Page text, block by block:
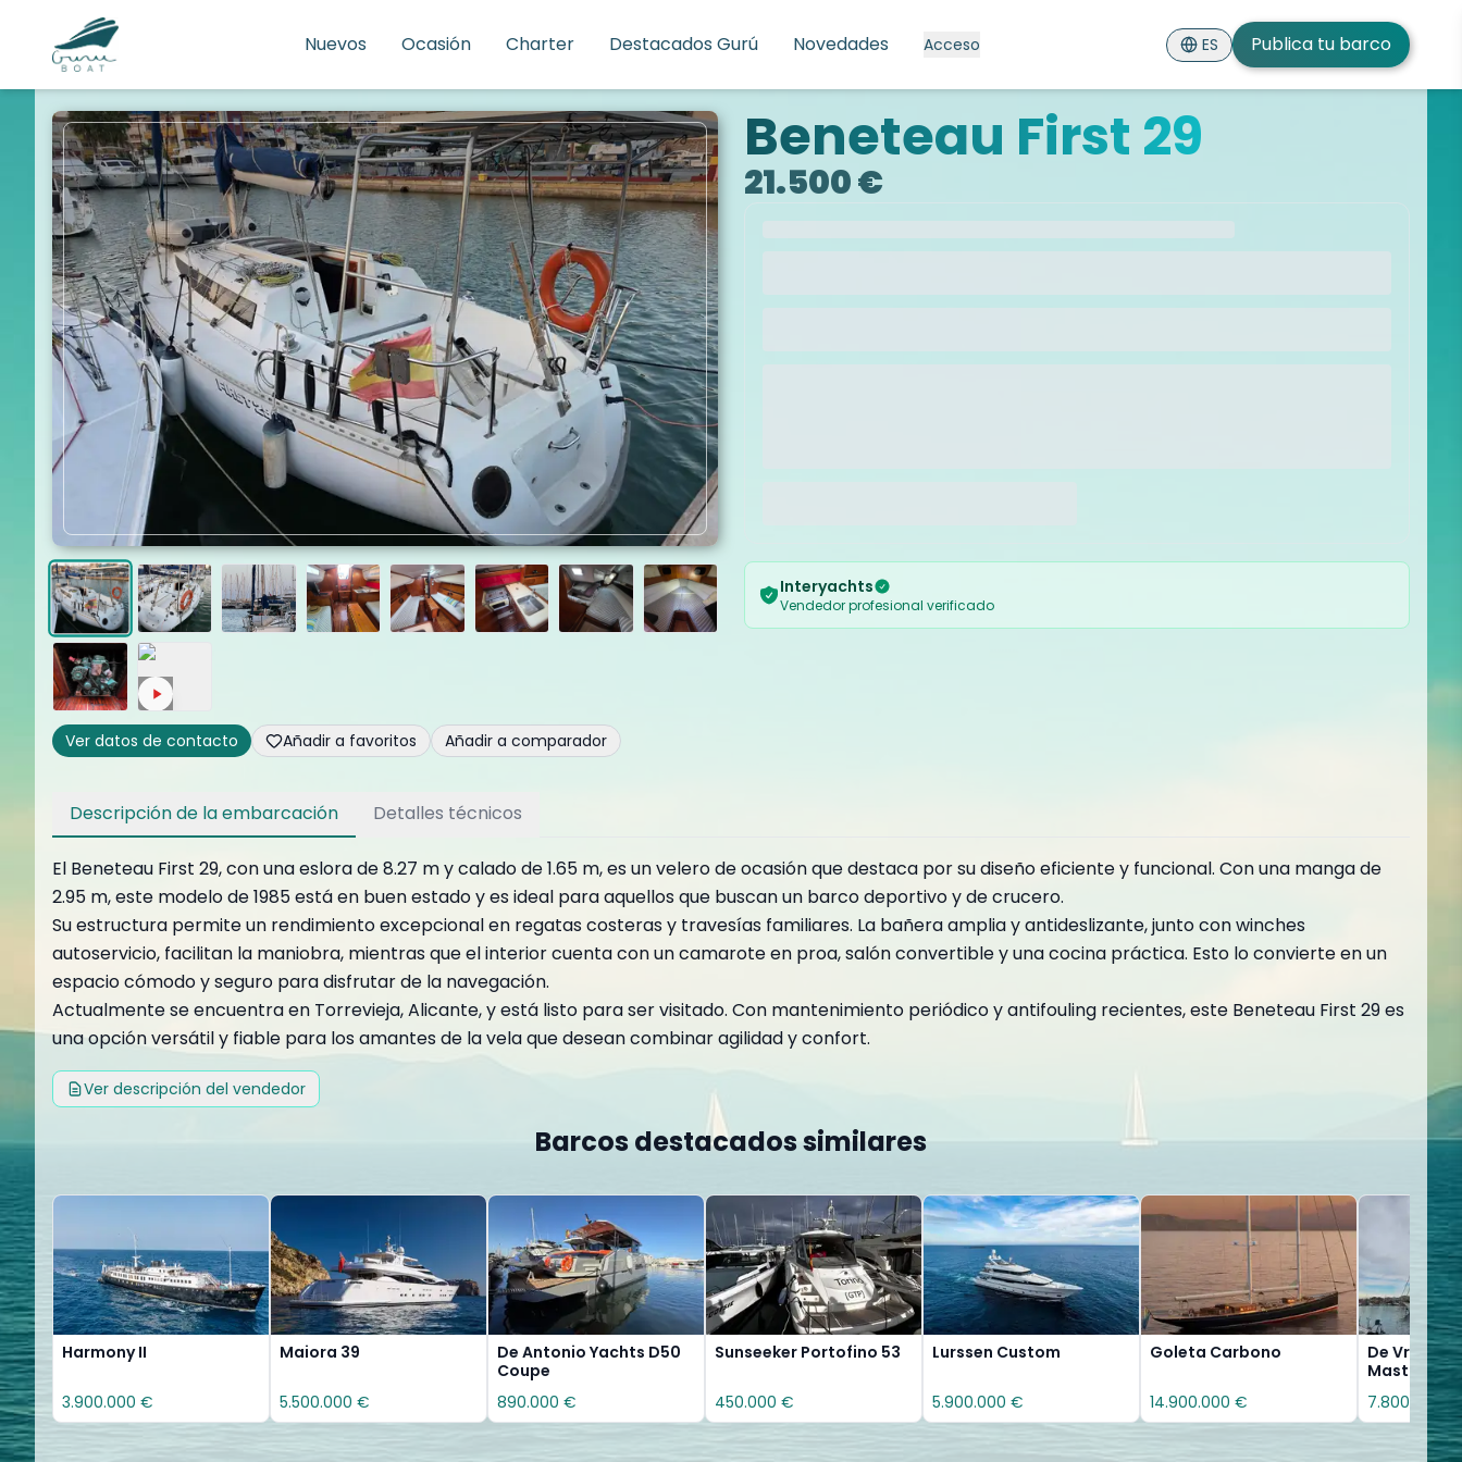
Nuevos Ocasión Charter Destacados Gurú Novedades Acceso ES Publica tu barco
Ver datos de contacto Añadir a favoritos Añadir a comparador
Beneteau First 29
21.500 €
Interyachts
Vendedor profesional verificado
Descripción de la embarcación Detalles técnicos
El Beneteau First 29, con una eslora de 8.27 m y calado de 1.65 m, es un velero de ocasión que destaca por su diseño eficiente y funcional. Con una manga de
2.95 m, este modelo de 1985 está en buen estado y es ideal para aquellos que buscan un barco deportivo y de crucero.
Su estructura permite un rendimiento excepcional en regatas costeras y travesías familiares. La bañera amplia y antideslizante, junto con winches
autoservicio, facilitan la maniobra, mientras que el interior cuenta con un camarote en proa, salón convertible y una cocina práctica. Esto lo convierte en un
espacio cómodo y seguro para disfrutar de la navegación.
Actualmente se encuentra en Torrevieja, Alicante, y está listo para ser visitado. Con mantenimiento periódico y antifouling recientes, este Beneteau First 29 es
una opción versátil y fiable para los amantes de la vela que desean combinar agilidad y confort.
Ver descripción del vendedor
Barcos destacados similares
Harmony II
3.900.000 €
Maiora 39
5.500.000 €
De Antonio Yachts D50
Coupe
890.000 €
Sunseeker Portofino 53
450.000 €
Lurssen Custom
5.900.000 €
Goleta Carbono
14.900.000 €
De Vries
Mast
7.800.000 €